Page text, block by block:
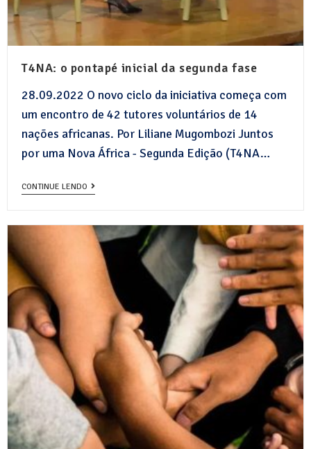
T4NA: o pontapé inicial da segunda fase
28.09.2022 O novo ciclo da iniciativa começa com
um encontro de 42 tutores voluntários de 14
nações africanas. Por Liliane Mugombozi Juntos
por uma Nova África - Segunda Edição (T4NA…
CONTINUE LENDO